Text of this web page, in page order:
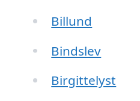
Billund
Bindslev
Birgittelyst